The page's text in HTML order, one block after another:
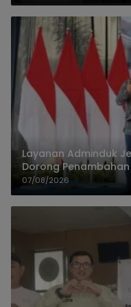
Layanan Adminduk
Dorong
07/08/2026